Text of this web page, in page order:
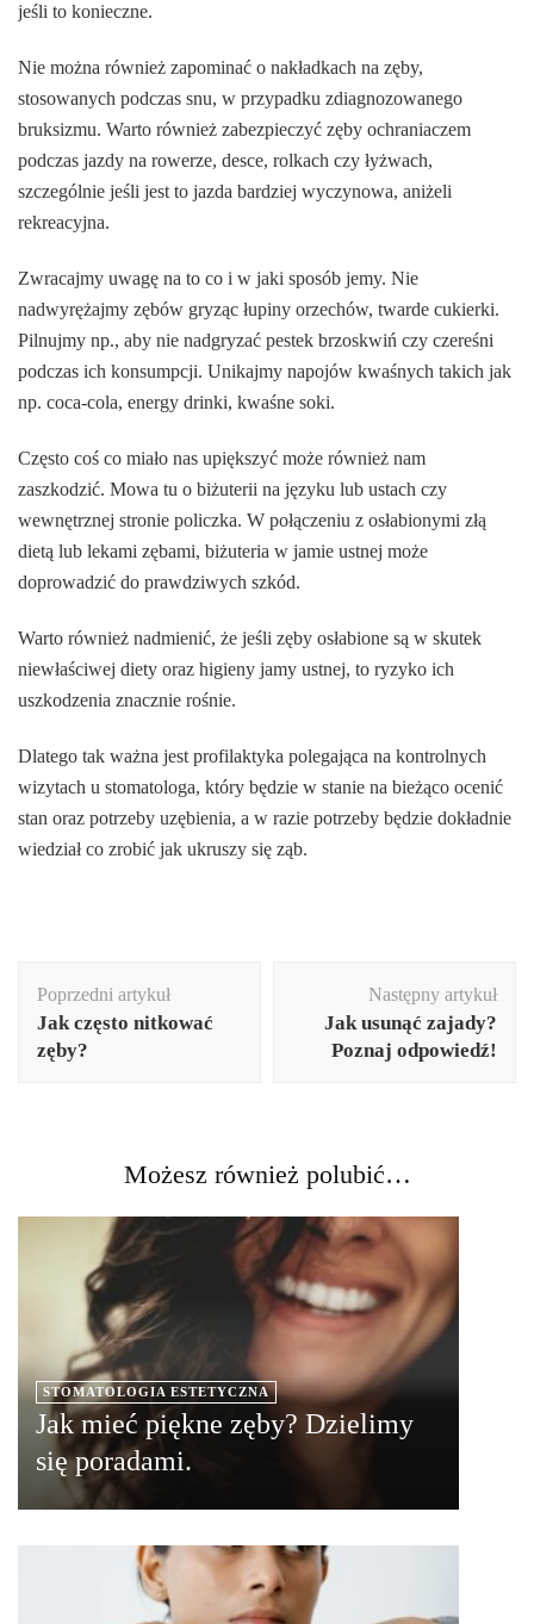
jeśli to konieczne.
Nie można również zapominać o nakładkach na zęby,
stosowanych podczas snu, w przypadku zdiagnozowanego
bruksizmu. Warto również zabezpieczyć zęby ochraniaczem
podczas jazdy na rowerze, desce, rolkach czy łyżwach,
szczególnie jeśli jest to jazda bardziej wyczynowa, aniżeli
rekreacyjna.
Zwracajmy uwagę na to co i w jaki sposób jemy. Nie
nadwyrężajmy zębów gryząc łupiny orzechów, twarde cukierki.
Pilnujmy np., aby nie nadgryzać pestek brzoskwiń czy czereśni
podczas ich konsumpcji. Unikajmy napojów kwaśnych takich jak
np. coca-cola, energy drinki, kwaśne soki.
Często coś co miało nas upiększyć może również nam
zaszkodzić. Mowa tu o biżuterii na języku lub ustach czy
wewnętrznej stronie policzka. W połączeniu z osłabionymi złą
dietą lub lekami zębami, biżuteria w jamie ustnej może
doprowadzić do prawdziwych szkód.
Warto również nadmienić, że jeśli zęby osłabione są w skutek
niewłaściwej diety oraz higieny jamy ustnej, to ryzyko ich
uszkodzenia znacznie rośnie.
Dlatego tak ważna jest profilaktyka polegająca na kontrolnych
wizytach u stomatologa, który będzie w stanie na bieżąco ocenić
stan oraz potrzeby uzębienia, a w razie potrzeby będzie dokładnie
wiedział co zrobić jak ukruszy się ząb.
wpisu
Poprzedni artykuł
Jak często nitkować
zęby?
Następny artykuł
Jak usunąć zajady?
Poznaj odpowiedź!
Możesz również polubić…
STOMATOLOGIA ESTETYCZNA
Jak mieć piękne zęby? Dzielimy
się poradami.